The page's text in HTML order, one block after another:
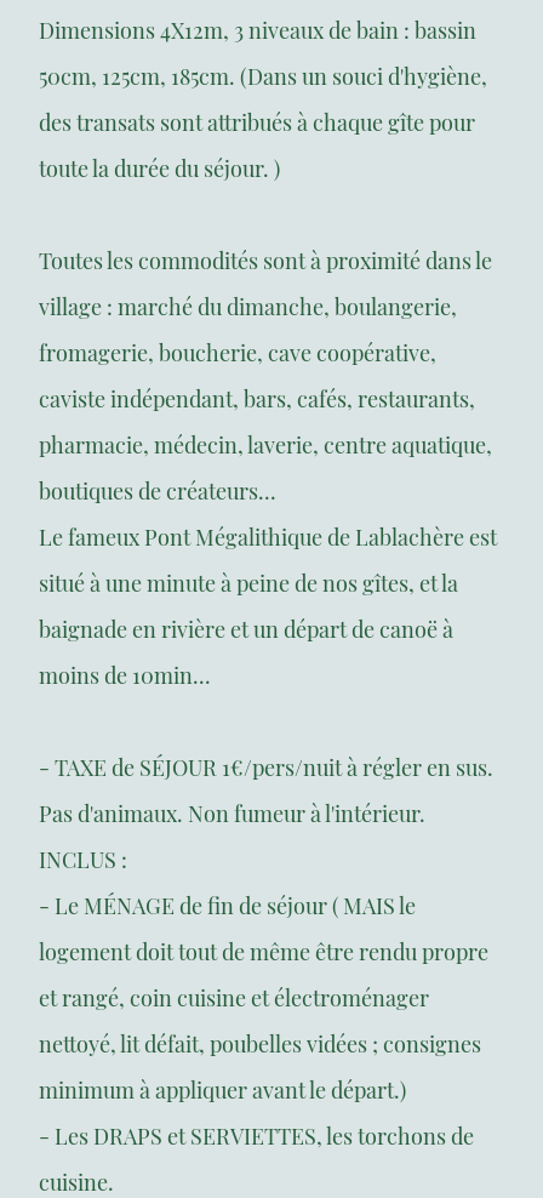
Dimensions 4X12m, 3 niveaux de bain : bassin
50cm, 125cm, 185cm. (Dans un souci d'hygiène,
des transats sont attribués à chaque gîte pour
toute la durée du séjour. )
Toutes les commodités sont à proximité dans le
village : marché du dimanche, boulangerie,
fromagerie, boucherie, cave coopérative,
caviste indépendant, bars, cafés, restaurants,
pharmacie, médecin, laverie, centre aquatique,
boutiques de créateurs...
Le fameux Pont Mégalithique de Lablachère est
situé à une minute à peine de nos gîtes, et la
baignade en rivière et un départ de canoë à
moins de 10min...
- TAXE de SÉJOUR 1€/pers/nuit à régler en sus.
Pas d'animaux. Non fumeur à l'intérieur.
INCLUS :
- Le MÉNAGE de fin de séjour ( MAIS le
logement doit tout de même être rendu propre
et rangé, coin cuisine et électroménager
nettoyé, lit défait, poubelles vidées ; consignes
minimum à appliquer avant le départ.)
- Les DRAPS et SERVIETTES, les torchons de
cuisine.